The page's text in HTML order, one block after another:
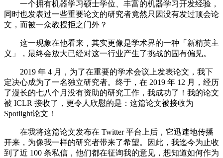
一个拥有机器学习硕士学位、丰富的机器学习开发经验，
同时也发表过一些重要论文的研究者竟然只因没有发过顶会论
文，而被一众教授拒之门外？
这一现象在他看来，其实更像是学术界的一种「新精英主
义」，最终会放大已经对这一行业产生了挑战的固有偏见。
2019 年 4 月，为了在重要的学术会议上发表论文，我下
定决心成为了一名独立研究者。终于，在 2019 年 12 月，经历
了漫长的七八个月没有资助的研究工作，我成功了！我的论文
被 ICLR 接收了，更令人欣慰的是：这篇论文被接收为
Spotlight论文！
在我将这篇论文发布在 Twitter 平台上后，它迅速地传播
开来，为像我一样的研究者带来了希望。因此，我迄今为止收
到了近 100 条私信，他们都在征询我的意见，想知道如何作为